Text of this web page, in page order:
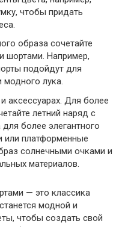
чтобы придать
образа сочетайте
шортами. Например,
подойдут для
лука.
аксессуарах. Для более
летний наряд с
более элегантного
или платформенные
солнечными очками и
материалов.
— это классика
модной и
чтобы создать свой